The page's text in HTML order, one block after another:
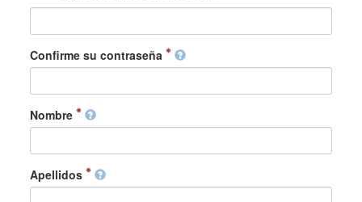
Confirme su contraseña
Nombre
Apellidos